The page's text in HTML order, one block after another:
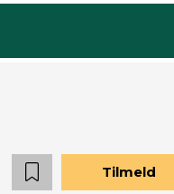
Tilmeld